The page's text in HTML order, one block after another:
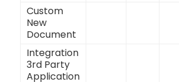
Custom
New
Document
Integration
3rd Party
Application